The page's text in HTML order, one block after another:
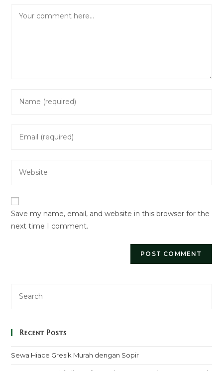
your
comment
your
address
your
URL
(optional)
Save my name, email, and website in this browser for the
next time I comment.
Recent Posts
Sewa Hiace Gresik Murah dengan Sopir